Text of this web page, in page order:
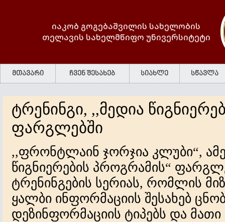
იაკობ გოგებაშვილის სახელობის
თელავის სახელმწიფო უნივერსიტეტი
მთავარი ჩვენ შესახებ სიახლე სწავლა
ტრენინგი, ,,მედია
ფარგლებში
,,ფრონტლაინ ჯორჯია კლუბი“,
წიგნიერების პროგრამის“
ტრენინგების სერიას, რომლის
ყალბი ინფორმაციის შესახებ
დეზინფორმაციის ტიპებს და